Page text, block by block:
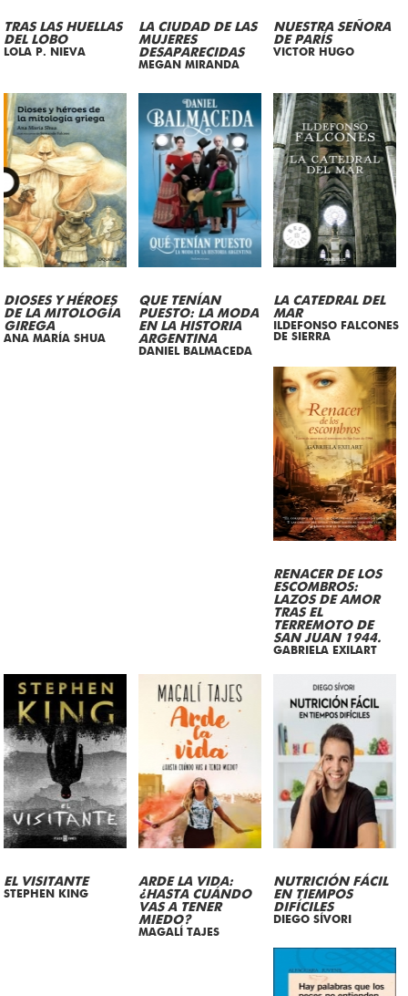
TRAS LAS HUELLAS
DEL LOBO
LOLA P. NIEVA
LA CIUDAD DE LAS
MUJERES
DESAPARECIDAS
MEGAN MIRANDA
NUESTRA SEÑORA
DE PARÍS
VICTOR HUGO
DIOSES Y HÉROES
DE LA MITOLOGÍA
GIREGA
ANA MARÍA SHUA
QUE TENÍAN
PUESTO: LA MODA
EN LA HISTORIA
ARGENTINA
DANIEL BALMACEDA
LA CATEDRAL DEL
MAR
ILDEFONSO FALCONES
DE SIERRA
RENACER DE LOS
ESCOMBROS:
LAZOS DE AMOR
TRAS EL
TERREMOTO DE
SAN JUAN 1944.
GABRIELA EXILART
EL VISITANTE
STEPHEN KING
ARDE LA VIDA:
¿HASTA CUÁNDO
VAS A TENER
MIEDO?
MAGALÍ TAJES
NUTRICIÓN FÁCIL
EN TIEMPOS
DIFÍCILES
DIEGO SÍVORI